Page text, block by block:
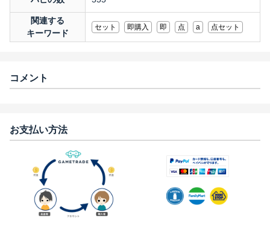
関連する
キーワード
セット 即購入 即 点 a 点セット
コメント
お支払い方法